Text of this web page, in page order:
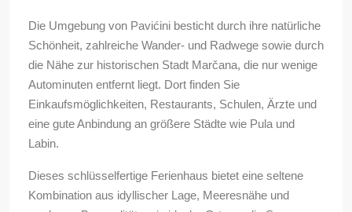
Die Umgebung von Pavićini besticht durch ihre natürliche
Schönheit, zahlreiche Wander- und Radwege sowie durch
die Nähe zur historischen Stadt Marčana, die nur wenige
Autominuten entfernt liegt. Dort finden Sie
Einkaufsmöglichkeiten, Restaurants, Schulen, Ärzte und
eine gute Anbindung an größere Städte wie Pula und
Labin.
Dieses schlüsselfertige Ferienhaus bietet eine seltene
Kombination aus idyllischer Lage, Meeresnähe und